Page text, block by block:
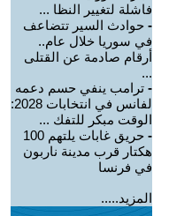
فاشلة لتغيير النظا ...
- حوادث السير تتضاعف
في سوريا خلال عام..
أرقام صادمة عن القتلى
...
- ترامب ينفي حسم دعمه
لفانس في انتخابات 2028:
الوقت مبكر للتفك ...
-
حريق غابات يلتهم 100
هكتار قرب مدينة ناربون
في فرنسا
المزيد.....